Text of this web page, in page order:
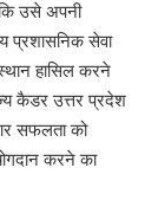
उसे अपनी
प्रशासनिक सेवा
स्थान हासिल करने
कैडर उत्तर प्रदेश
सफलता को
करने का